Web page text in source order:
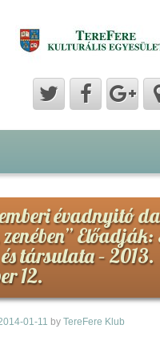
évadnyitó
társulata – 2013.
12.
01-11 by TereFere Klub